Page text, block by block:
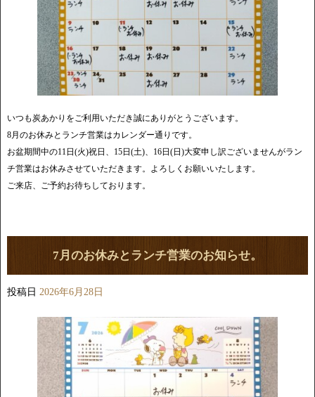
いつも炭あかりをご利用いただき誠にありがとうございます。
8月のお休みとランチ営業はカレンダー通りです。
お盆期間中の11日(火)祝日、15日(土)、16日(日)大変申し訳ございませんがラン
チ営業はお休みさせていただきます。よろしくお願いいたします。
ご来店、ご予約お待ちしております。
7月のお休みとランチ営業のお知らせ。
投稿日 2026年6月28日